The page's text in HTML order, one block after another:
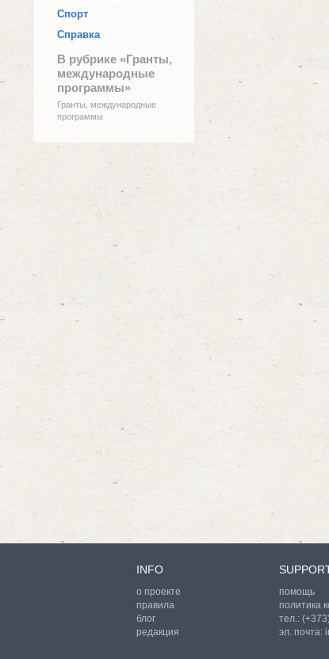
Спорт
Справка
В рубрике «Гранты,
международные
программы»
Гранты, международные
программы
INFO
о проекте
правила
блог
редакция
помощь
политика
тел.:
эл. почта: